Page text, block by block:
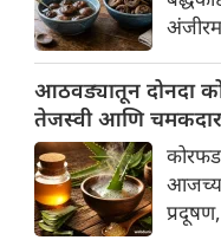
या
ज्यांचे
घेऊया!
त्रास
करते. पचनसंस्था मजबूत करून पोट
साफ
आठवड्यातून दोनदा
तेजस्वी आणि
जाणून घ्या